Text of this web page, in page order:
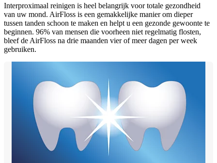
Interproximaal reinigen is heel belangrijk voor totale gezondheid
van uw mond. AirFloss is een gemakkelijke manier om dieper
tussen tanden schoon te maken en helpt u een gezonde gewoonte te
beginnen. 96% van mensen die voorheen niet regelmatig flosten,
bleef de AirFloss na drie maanden vier of meer dagen per week
gebruiken.